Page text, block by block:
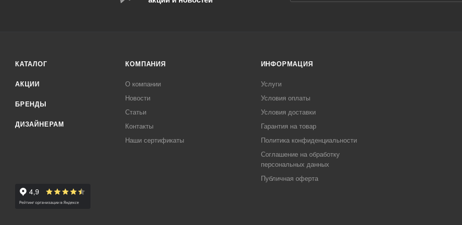
КАТАЛОГ
АКЦИИ
БРЕНДЫ
ДИЗАЙНЕРАМ
КОМПАНИЯ
О компании
Новости
Статьи
Контакты
Наши сертификаты
ИНФОРМАЦИЯ
Услуги
Условия оплаты
Условия доставки
Гарантия на товар
Политика конфиденциальности
Соглашение на обработку
персональных данных
Публичная оферта